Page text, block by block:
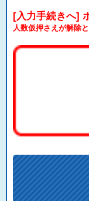
[入力手続きへ]
人数仮押さえが解除